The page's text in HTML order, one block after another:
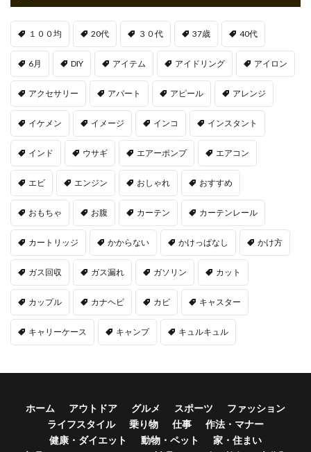
１００均 20代 ３０代 37歳 40代
6月 DIY アイテム アイドリング アイロン
アクセサリー アパート アピール アレンジ
イケメン イメージ インコ インスタント
インド ウサギ エアーポンプ エアコン
エビ エンジン おしゃれ おすすめ
おもちゃ お腹 カーテン カーテンレール
カートリッジ かからない かけっぱなし かけ方
ガス回収 ガス漏れ ガソリン カット
カップル カナヘビ カビ キャスター
キャリーケース キャンプ キュルキュル
ホーム アウトドア グルメ スポーツ
ファッション
ライフスタイル
乗り物 仕事
作法・マナー
健康・ダイエット
動物・ペット
家・住まい